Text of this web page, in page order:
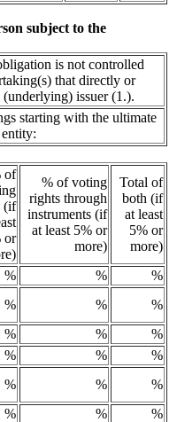
subject to the
is not controlled
that directly or
issuer (1.).
starting with the ultimate
of
(if
or
% of voting
rights through
instruments (if
at least 5% or
more)
Total of
both (if
at least
5% or
more)
% %
%
% %
%
% %
%
% %
%
% %
%
% %
%